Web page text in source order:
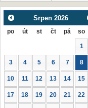
Srpen 2026
po út st čt pá so
1
3 4 5 6 7 8
10 11 12 13 14 15
17 18 19 20 21 22